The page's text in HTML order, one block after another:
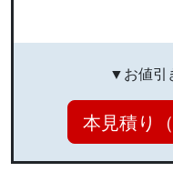
▼お値引
本見積り